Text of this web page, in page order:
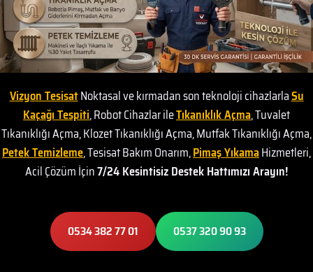
Vizyon TesisatNoktasal ve kırmadan son teknoloji cihazlarlaSu
Kaçağı Tespiti, Robot Cihazlar ileTıkanıklık Açma, Tuvalet
Tıkanıklığı Açma, Klozet Tıkanıklığı Açma, Mutfak Tıkanıklığı Açma,
Petek Temizleme, Tesisat Bakım Onarım,Pimaş YıkamaHizmetleri,
Acil Çözüm İçin7/24 Kesintisiz Destek Hattımızı Arayın!
0534 382 77 01 0537 320 90 93